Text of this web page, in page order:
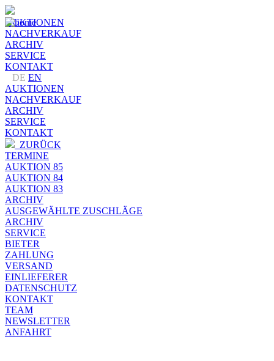
AUKTIONEN
NACHVERKAUF
ARCHIV
SERVICE
KONTAKT
DE EN
AUKTIONEN
NACHVERKAUF
ARCHIV
SERVICE
KONTAKT
ZURÜCK
TERMINE
AUKTION 85
AUKTION 84
AUKTION 83
ARCHIV
AUSGEWÄHLTE ZUSCHLÄGE
ARCHIV
SERVICE
BIETER
ZAHLUNG
VERSAND
EINLIEFERER
DATENSCHUTZ
KONTAKT
TEAM
NEWSLETTER
ANFAHRT